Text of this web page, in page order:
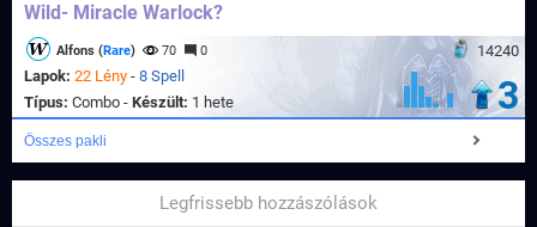
Wild- Miracle Warlock?
14240
Alfons (Rare) 70 0
Lapok: 22 Lény - 8 Spell
Típus: Combo - Készült: 1 hete 3
Összes pakli
Legfrissebb hozzászólások